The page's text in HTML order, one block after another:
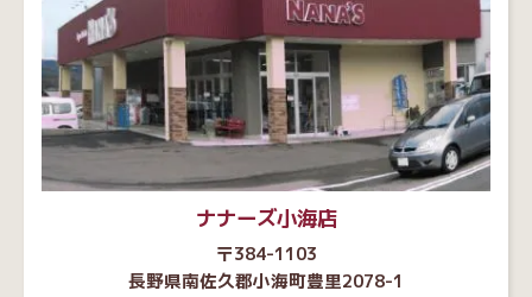
ナナーズ小海店
〒384-1103
長野県南佐久郡小海町豊里2078-1